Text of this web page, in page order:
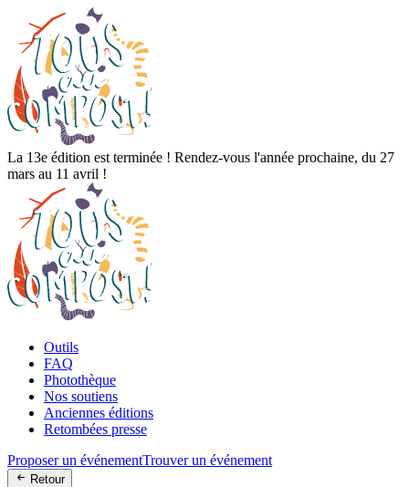
La 13e édition est terminée ! Rendez-vous l'année prochaine, du 27
mars au 11 avril !
Outils
FAQ
Photothèque
Nos soutiens
Anciennes éditions
Retombées presse
Proposer un événementTrouver un événement
Retour